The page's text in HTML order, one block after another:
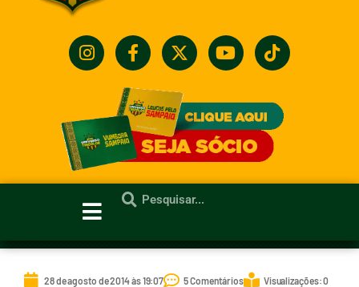
28 de agosto de 2014 às 19:07 5 Comentários Visualizações: 0